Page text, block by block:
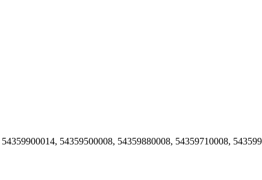
54359500008, 54359880008, 54359710008,